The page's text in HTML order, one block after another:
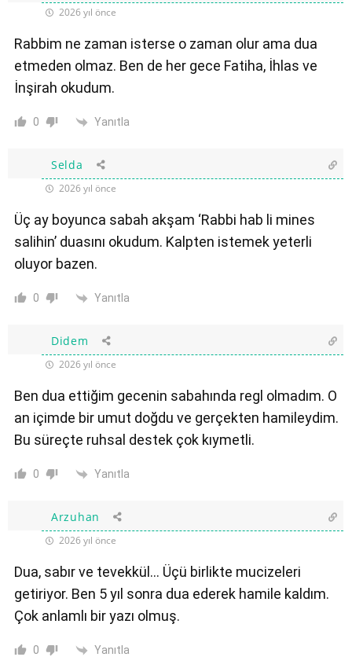
2026 yıl önce
Rabbim ne zaman isterse o zaman olur ama dua
etmeden olmaz. Ben de her gece Fatiha, İhlas ve
İnşirah okudum.
0 Yanıtla
Selda
2026 yıl önce
Üç ay boyunca sabah akşam ‘Rabbi hab li mines
salihin’ duasını okudum. Kalpten istemek yeterli
oluyor bazen.
0 Yanıtla
Didem
2026 yıl önce
Ben dua ettiğim gecenin sabahında regl olmadım. O
an içimde bir umut doğdu ve gerçekten hamileydim.
Bu süreçte ruhsal destek çok kıymetli.
0 Yanıtla
Arzuhan
2026 yıl önce
Dua, sabır ve tevekkül… Üçü birlikte mucizeleri
getiriyor. Ben 5 yıl sonra dua ederek hamile kaldım.
Çok anlamlı bir yazı olmuş.
0 Yanıtla